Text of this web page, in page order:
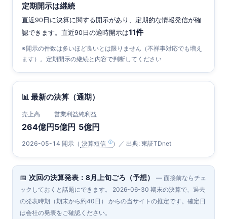
定期開示は継続
直近90日に決算に関する開示があり、定期的な情報発信が確
認できます。直近90日の適時開示は11件
※開示の件数は多いほど良いとは限りません（不祥事対応でも増え
ます）。定期開示の継続と内容で判断してください
📊 最新の決算（通期）
売上高
264億円
営業利益
5億円
純利益
5億円
2026-05-14 開示（ 決算短信 ）／ 出典: 東証TDnet
📅 次回の決算発表：8月上旬ごろ（予想）
— 面接前ならチェ
ックしておくと話題にできます。 2026-06-30 期末の決算で、過去
の発表時期（期末から約40日） からの当サイトの推定です。確定日
は会社の発表をご確認ください。